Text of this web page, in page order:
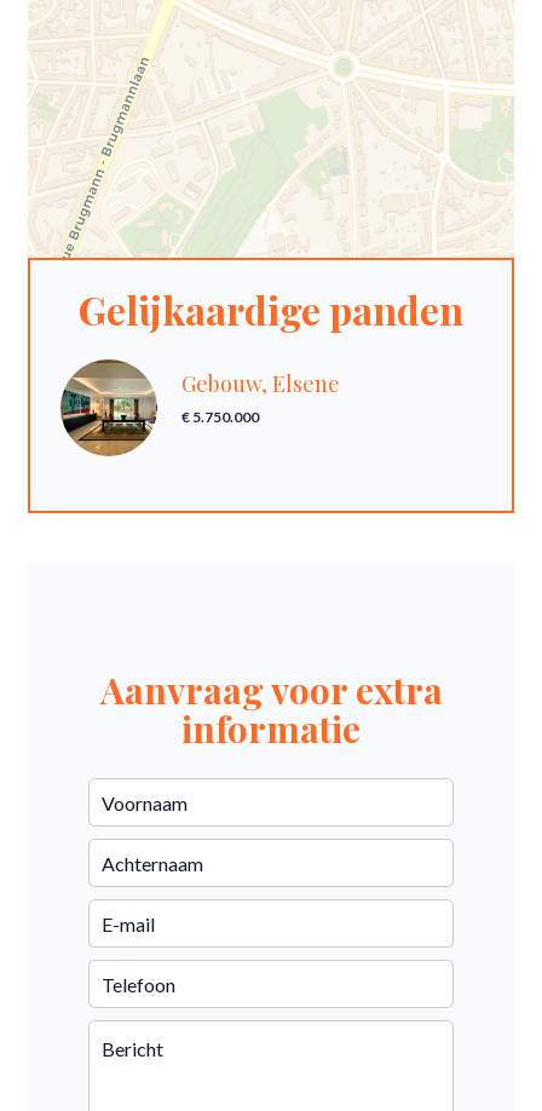
Gelijkaardige panden
Gebouw, Elsene
€ 5.750.000
Aanvraag voor extra
informatie